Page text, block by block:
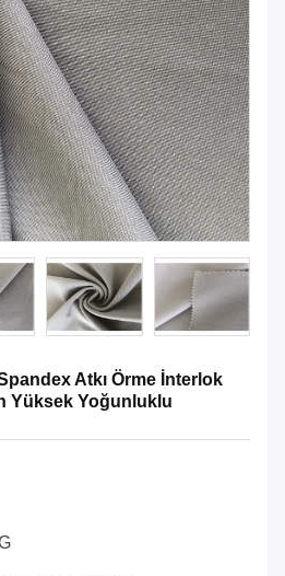
Atkı Örme İnterlok
Yüksek Yoğunluklu